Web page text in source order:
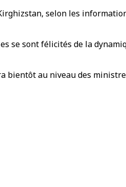
selon les
se sont félicités de la
bientôt au niveau des